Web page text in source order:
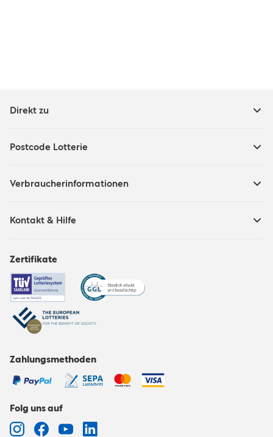
Direkt zu
Postcode Lotterie
Verbraucherinformationen
Kontakt & Hilfe
Zertifikate
Zahlungsmethoden
Folg uns auf